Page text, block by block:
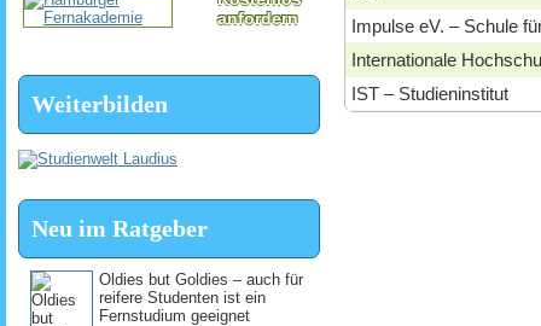
Impulse eV. – Schule
Internationale
IST – Studieninstitut
anfordern
Weiterbilden
Neu im Ratgeber
Oldies but Goldies – auch für
reifere Studenten ist ein
Fernstudium geeignet